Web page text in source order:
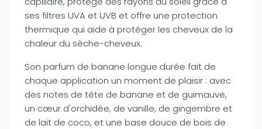
ses filtres UVA et UVB et offre une protection
thermique qui aide à protéger les cheveux de la
chaleur du sèche-cheveux.
Son parfum de banane longue durée fait de
chaque application un moment de plaisir : avec
des notes de tête de banane et de guimauve,
un cœur d'orchidée, de vanille, de gingembre et
de lait de coco, et une base douce de bois de